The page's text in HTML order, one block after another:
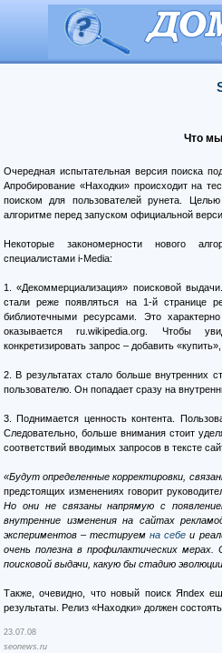
Что
Очередная испытательная версия поиска
Апробирование «Находки» происходит на
поиском для пользователей рунета.
алгоритме перед запуском официальной
Некоторые закономерности нового
специалистами i-Media:
1. «Декоммерциализация» поисковой
стали реже появляться на 1-й странице
библиотечными ресурсами. Это
оказывается ru.wikipedia.org. Чтобы
конкретизировать запрос – добавить
2. В результатах стало больше внутренних
пользователю. Он попадает сразу на
3. Поднимается ценность контента.
Следовательно, больше внимания стоит
соответствий вводимых запросов в тексте
«Будут определенные корректировки,
предстоящих изменениях говорит
Но они не связаны напрямую с
внутренние изменения на сайтах
экспериментов – тестируемна себе и
очень полезна в профилактических
поисковой выдачи, какую бы стадию
Также, очевидно, что новый поиск Яndex
результаты. Релиз «Находки» должен
23.07.08
seonews.ru